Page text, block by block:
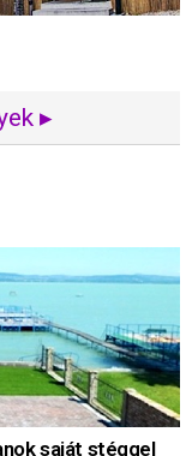
▸
saját stéggel